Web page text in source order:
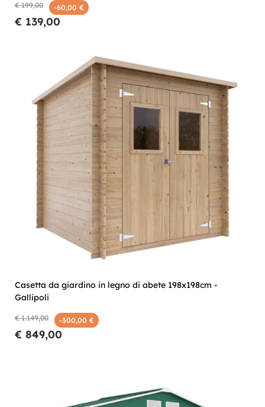
€ 199,00 -60,00 €
€ 139,00
Casetta da giardino in legno di abete 198x198cm -
Gallipoli
€ 1.149,00 -300,00 €
€ 849,00